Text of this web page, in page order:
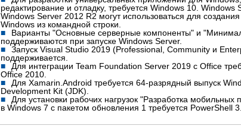
редактирование и отладку, требуется Windows 10. Windows
Windows Server 2012 R2 могут использоваться для
Windows из командной строки.
Варианты "Основные серверные компоненты" и
поддерживаются при запуске Windows Server.
Запуск Visual Studio 2019 (Professional, Community и
поддерживается.
Для интеграции Team Foundation Server 2019 с Office
Office 2010.
Для Xamarin.Android требуется 64-разрядный выпуск
Development Kit (JDK).
Для установки рабочих нагрузок "Разработка
в Windows 7 с пакетом обновления 1 требуется PowerShell